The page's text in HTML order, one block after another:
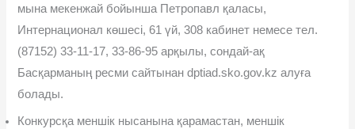
мына мекенжай бойынша Петропавл қаласы,
Интернационал көшесі, 61 үй, 308 кабинет немесе тел.
(87152) 33-11-17, 33-86-95 арқылы, сондай-ақ
Басқарманың ресми сайтынан dptiad.sko.gov.kz алуға
болады.
Конкурсқа меншік нысанына қарамастан, меншік